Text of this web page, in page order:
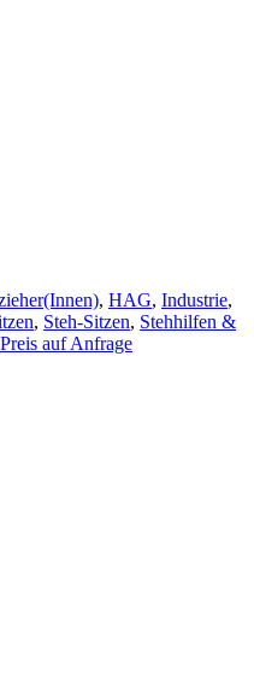
, HAG, Industrie,
, Steh-Sitzen, Stehhilfen &
Preis auf Anfrage